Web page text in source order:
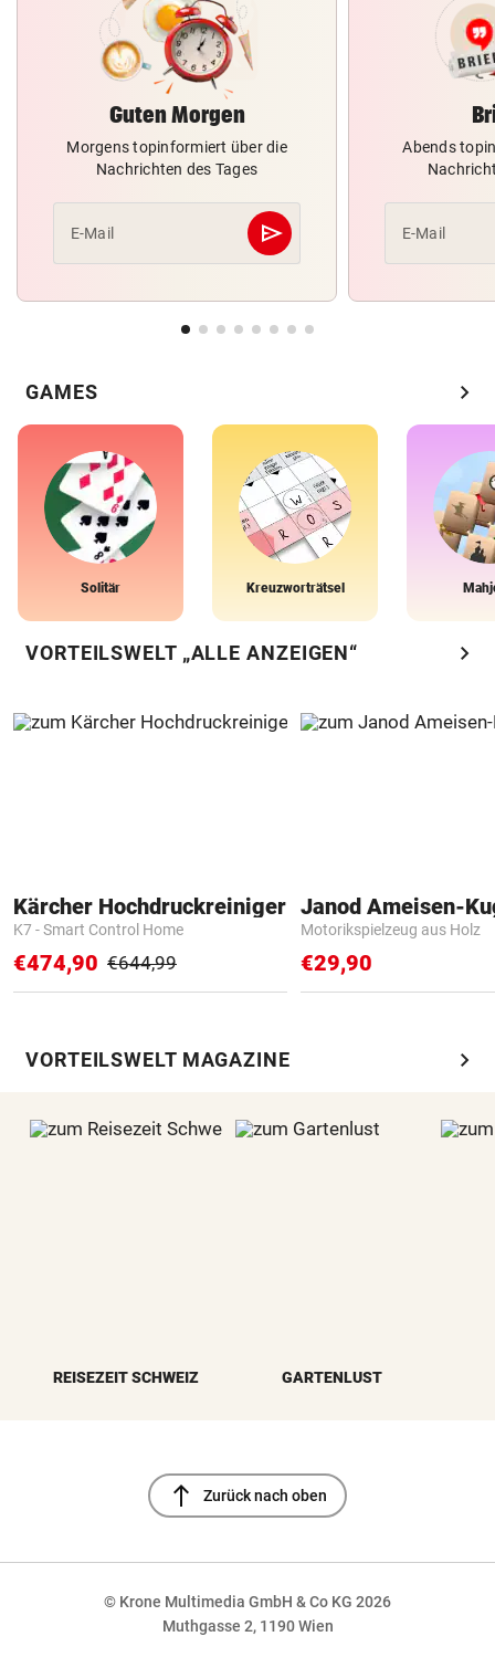
Guten Morgen
Morgens topinformiert über die
Nachrichten des Tages
E-Mail send
Abschicken
Abends
E-Mail
GAMES chevron_right
Solitär Kreuzworträtsel
VORTEILSWELT „ALLE ANZEIGEN“ chevron_right
Kärcher Hochdruckreiniger
K7 - Smart Control Home
€474,90 €644,99
Janod Ameisen-
Motorikspielzeug aus Holz
€29,90
VORTEILSWELT MAGAZINE chevron_right
REISEZEIT SCHWEIZ GARTENLUST
north Zurück nach oben
© Krone Multimedia GmbH & Co KG 2026
Muthgasse 2, 1190 Wien